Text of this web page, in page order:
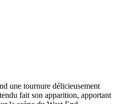
une tournure délicieusement
fait son apparition, apportant